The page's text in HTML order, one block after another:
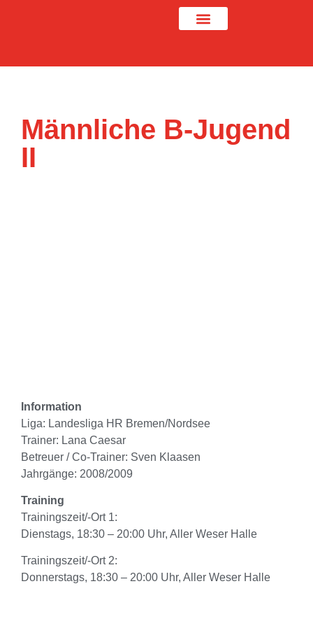
Männliche B-Jugend
II
Information
Liga: Landesliga HR Bremen/Nordsee
Trainer: Lana Caesar
Betreuer / Co-Trainer: Sven Klaasen
Jahrgänge: 2008/2009
Training
Trainingszeit/-Ort 1:
Dienstags, 18:30 – 20:00 Uhr, Aller Weser Halle
Trainingszeit/-Ort 2:
Donnerstags, 18:30 – 20:00 Uhr, Aller Weser Halle